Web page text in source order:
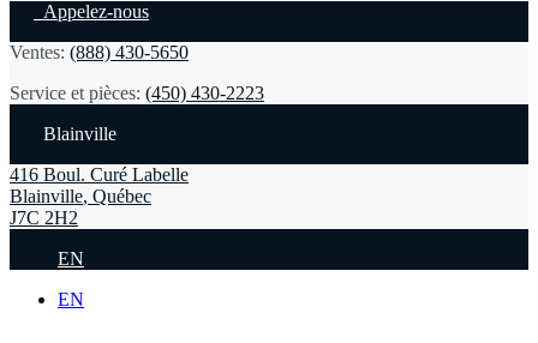
Appelez-nous
Ventes: (888) 430-5650
Service et pièces: (450) 430-2223
Blainville
416 Boul. Curé Labelle
Blainville, Québec
J7C 2H2
EN
EN